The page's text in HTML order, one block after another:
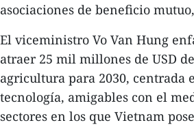
asociaciones de beneficio
El viceministro Vo Van Hung
atraer 25 mil millones de USD
agricultura para 2030, centrada
tecnología, amigables con el
sectores en los que Vietnam